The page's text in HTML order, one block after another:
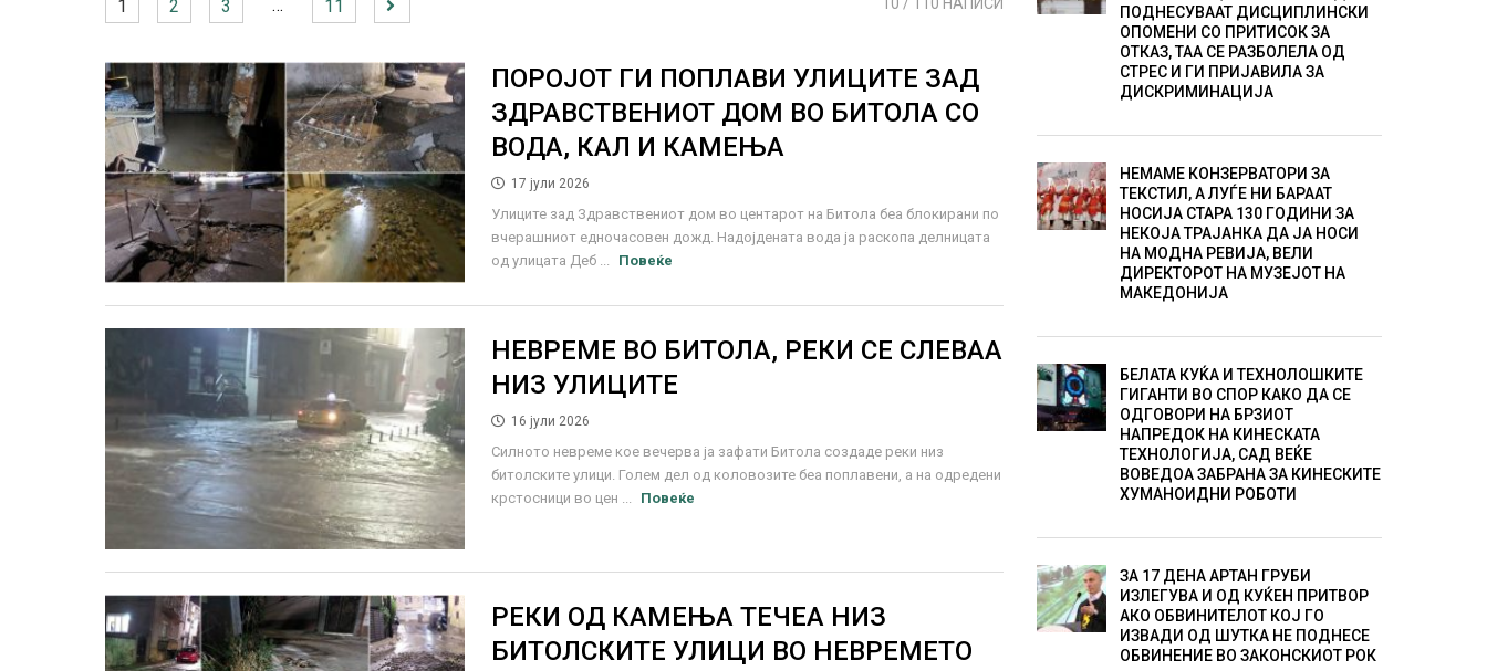
1 2 3 … 11
ПОРОЈОТ ГИ ПОПЛАВИ УЛИЦИТЕ ЗАД
ЗДРАВСТВЕНИОТ ДОМ ВО БИТОЛА СО
ВОДА, КАЛ И КАМЕЊА
17 јули 2026
Улиците зад Здравствениот дом во центарот на Битола беа блокирани по
вчерашниот едночасовен дожд. Надојдената вода ја раскопа делницата
од улицата Деб ...
Повеќе
НЕВРЕМЕ ВО БИТОЛА, РЕКИ СЕ СЛЕВАА
НИЗ УЛИЦИТЕ
16 јули 2026
Силното невреме кое вечерва ја зафати Битола создаде реки низ
битолските улици. Голем дел од коловозите беа поплавени, а на одредени
крстосници во цен ...
Повеќе
РЕКИ ОД КАМЕЊА ТЕЧЕА НИЗ
БИТОЛСКИТЕ УЛИЦИ ВО НЕВРЕМЕТО
ПОДНЕСУВААТ ДИСЦИПЛИНСКИ
ОПОМЕНИ СО ПРИТИСОК ЗА
ОТКАЗ, ТАА СЕ РАЗБОЛЕЛА ОД
СТРЕС И ГИ ПРИЈАВИЛА ЗА
ДИСКРИМИНАЦИЈА
НЕМАМЕ КОНЗЕРВАТОРИ ЗА
ТЕКСТИЛ, А ЛУЃЕ НИ БАРААТ
НОСИЈА СТАРА 130 ГОДИНИ ЗА
НЕКОЈА ТРАЈАНКА ДА ЈА НОСИ
НА МОДНА РЕВИЈА, ВЕЛИ
ДИРЕКТОРОТ НА МУЗЕЈОТ НА
МАКЕДОНИЈА
БЕЛАТА КУЌА И ТЕХНОЛОШКИТЕ
ГИГАНТИ ВО СПОР КАКО ДА СЕ
ОДГОВОРИ НА БРЗИОТ
НАПРЕДОК НА КИНЕСКАТА
ТЕХНОЛОГИЈА, САД ВЕЌЕ
ВОВЕДОА ЗАБРАНА ЗА КИНЕСКИТЕ
ХУМАНОИДНИ РОБОТИ
ЗА 17 ДЕНА АРТАН ГРУБИ
ИЗЛЕГУВА И ОД КУЌЕН ПРИТВОР
АКО ОБВИНИТЕЛОТ КОЈ ГО
ИЗВАДИ ОД ШУТКА НЕ ПОДНЕСЕ
ОБВИНЕНИЕ ВО ЗАКОНСКИОТ РОК